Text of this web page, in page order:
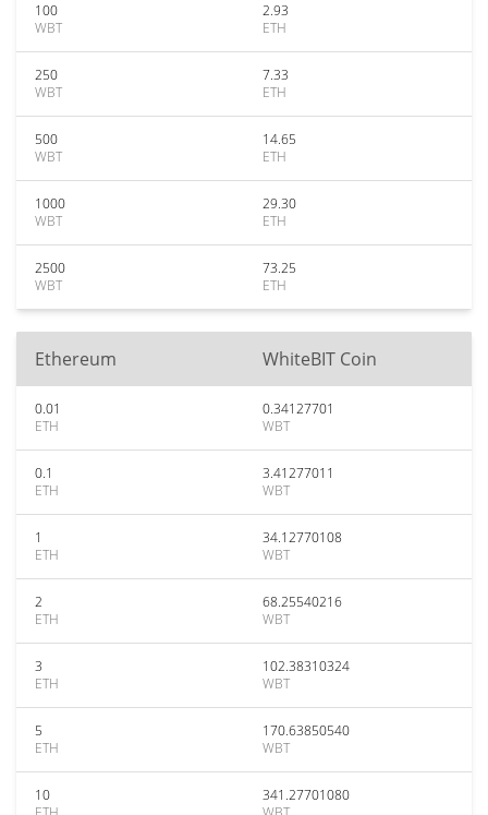
100
WBT
2.93
ETH
250
WBT
7.33
ETH
500
WBT
14.65
ETH
1000
WBT
29.30
ETH
2500
WBT
73.25
ETH
Ethereum WhiteBIT Coin
0.01
ETH
0.34127701
WBT
0.1
ETH
3.41277011
WBT
1
ETH
34.12770108
WBT
2
ETH
68.25540216
WBT
3
ETH
102.38310324
WBT
5
ETH
170.63850540
WBT
10
341.27701080